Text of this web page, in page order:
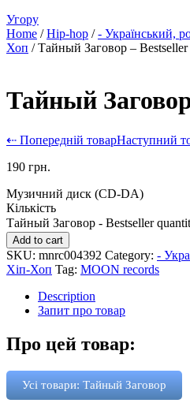
Угору
Home /Hip-hop /- Український,
Хоп / Тайный Заговор – Bestseller
Тайный
⇠ Попередній товарНаступний
190 грн.
Музичний диск (CD-DA)
Кількість
Тайный Заговор - Bestseller
Add to cart
SKU: mnrc004392 Category: -
Хіп-Хоп Tag: MOON records
Description
Запит про товар
Про цей товар:
Усі товари: Тайный Заговор